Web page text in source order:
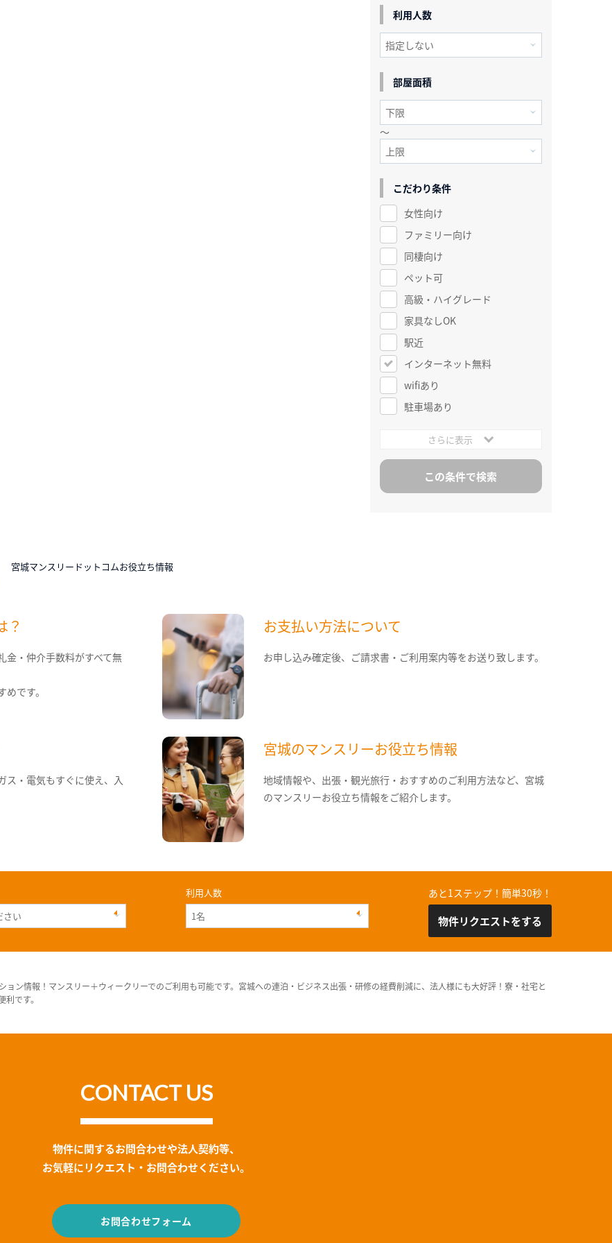
利用人数
部屋面積
～
こだわり条件
女性向け
ファミリー向け
同棲向け
ペット可
高級・ハイグレード
家具なしOK
駅近
インターネット無料
wifiあり
駐車場あり
さらに表示
宮城マンスリードットコムお役立ち情報
？
金・仲介手数料がすべて無
です。
お支払い方法について
お申し込み確定後、ご請求書・ご利用案内等をお送り致します。
ス・電気もすぐに使え、入
宮城のマンスリーお役立ち情報
地域情報や、出張・観光旅行・おすすめのご利用方法など、宮城
のマンスリーお役立ち情報をご紹介します。
利用人数 あと1ステップ！簡単30秒！
物件リクエストをする
ン情報！マンスリー＋ウィークリーでのご利用も可能です。宮城への連泊・ビジネス出張・研修の経費削減に、法人様にも大好評！寮・社宅と
です。
CONTACT US
物件に関するお問合わせや法人契約等、
お気軽にリクエスト・お問合わせください。
お問合わせフォーム